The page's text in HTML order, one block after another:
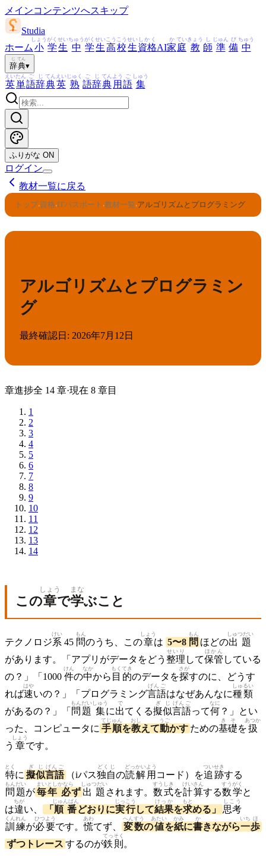
メインコンテンツへスキップ
Studia
ホーム 小
しょう
学
がく
生
せい
中
ちゅう
学
がく
生
せい
高
こう
校
こう
生
せい
資格
しかく
AI家
か
庭
てい
教
きょう
師
し
準
じゅん
備
び
中
ちゅう
辞
じ
典
てん
▾
英
えい
単
たん
語
ご
辞
じ
典
てん
英
えい
熟
じゅく
語
ご
辞
じ
典
てん
用
よう
語
ご
集
しゅう
ふりがな ON
ログイン
教材一覧に戻る
トップ›資格›ITパスポート ›教材一覧›アルゴリズムとプログラミング
アルゴリズムとプログラミン
グ
最終確認日 : 2026年7月12日
章進捗全 14 章·現在 8 章目
1
2
3
4
5
6
7
8
9
10
11
12
13
14
この章
しょう
で学
まな
ぶこと
テクノロジ系
けい
45 問
もん
のうち、この章
しょう
は 5〜8 問
もん
ほどの出題
しゅつだい
があります。「アプリがデータをどう 整理
せいり
して保管
ほかん
している
の？」「1000 件
けん
の中
なか
から 目的
もくてき
のデータを探
さが
すのに、どうす
れば速
はや
いの？」「プログラミング言語
げんご
はなぜあんなに種類
しゅるい
があるの？」「 問題
もんだい
集
しゅう
に出
で
てくる擬似
ぎじ
言語
げんご
って何
なに
？」とい
った、コンピュータに 手順
てじゅん
を教
おし
えて動
うご
かす ための基礎
きそ
を扱
あつか
う 章
しょう
です。
特
とく
に 擬似
ぎじ
言語
げんご
（iパス独自
どくじ
の読解
どっかい
用
よう
コード）を追跡
ついせき
する
問題
もんだい
が毎年
まいとし
必
かなら
ず 出題
しゅつだい
されます。 数式
すうしき
を計算
けいさん
する数学
すうがく
と
は違
ちが
い、 「 順番
じゅんばん
どおりに実行
じっこう
して結果
けっか
を求
もと
める」 思考
しこう
訓練
くんれん
が必要
ひつよう
です。慌
あわ
てず、 変数
へんすう
の値
あたい
を紙
かみ
に書
か
きながら一
いち
歩
ほ
ずつトレース するのが鉄則
てっそく
。